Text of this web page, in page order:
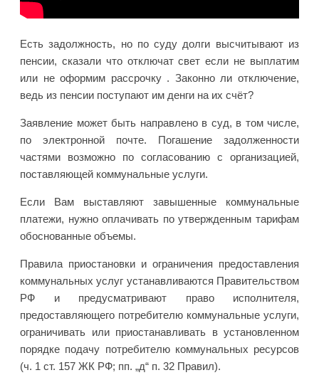
Есть задолжность, но по суду долги высчитывают из
пенсии, сказали что отключат свет если не выплатим
или не оформим рассрочку . Законно ли отключение,
ведь из пенсии поступают им денги на их счёт?
Заявление может быть направлено в суд, в том числе,
по электронной почте. Погашение задолженности
частями возможно по согласованию с организацией,
поставляющей коммунальные услуги.
Если Вам выставляют завышенные коммунальные
платежи, нужно оплачивать по утвержденным тарифам
обоснованные объемы.
Правила приостановки и ограничения предоставления
коммунальных услуг устанавливаются Правительством
РФ и предусматривают право исполнителя,
предоставляющего потребителю коммунальные услуги,
ограничивать или приостанавливать в установленном
порядке подачу потребителю коммунальных ресурсов
(ч. 1 ст. 157 ЖК РФ; пп. „д“ п. 32 Правил).